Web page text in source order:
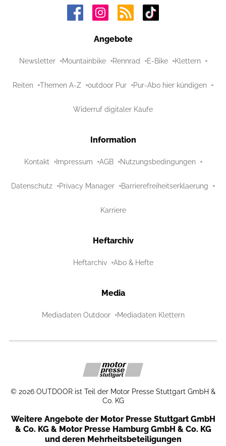
Angebote
Newsletter Mountainbike Rennrad E-Bike Klettern
Reiten Themen A-Z outdoor Pur Pur-Abo hier kündigen
Widerruf digitaler Käufe
Information
Kontakt Impressum AGB Nutzungsbedingungen
Datenschutz Privacy Manager Barrierefreiheitserklaerung
Karriere
Heftarchiv
Heftarchiv Abo & Hefte
Media
Mediadaten Outdoor Mediadaten Klettern
© 2026 OUTDOOR ist Teil der Motor Presse Stuttgart GmbH &
Co. KG
Weitere Angebote der Motor Presse Stuttgart GmbH
& Co. KG & Motor Presse Hamburg GmbH & Co. KG
und deren Mehrheitsbeteiligungen